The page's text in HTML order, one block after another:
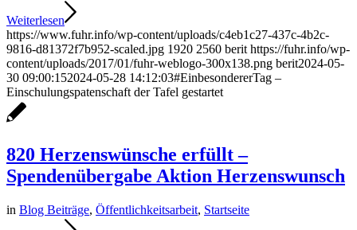
Weiterlesen
https://www.fuhr.info/wp-content/uploads/c4eb1c27-437c-4b2c-
9816-d81372f7b952-scaled.jpg 1920 2560 berit https://fuhr.info/wp-
content/uploads/2017/01/fuhr-weblogo-300x138.png berit2024-05-
30 09:00:152024-05-28 14:12:03#EinbesondererTag –
Einschulungspatenschaft der Tafel gestartet
820 Herzenswünsche erfüllt –
Spendenübergabe Aktion Herzenswunsch
in Blog Beiträge, Öffentlichkeitsarbeit, Startseite